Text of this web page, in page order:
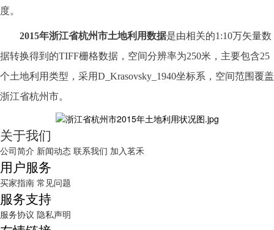
度。
2015年浙江省杭州市土地利用数据是由相关的1:10万矢量数
据转换得到的TIFF栅格数据，空间分辨率为250米，主要包含25
个土地利用类型，采用D_Krasovsky_1940坐标系，空间范围覆盖
浙江省杭州市。
关于我们
公司简介 新闻动态 联系我们 加入茗禾
用户服务
买家指南 常见问题
服务支持
服务协议 隐私声明